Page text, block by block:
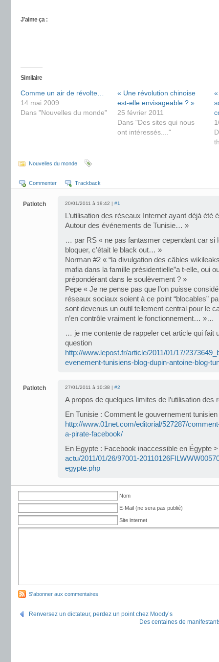
J’aime ça :
Similaire
Comme un air de révolte…
14 mai 2009
Dans "Nouvelles du monde"
« Une révolution chinoise
est-elle envisageable ? »
25 février 2011
Dans "Des sites qui nous
ont intéressés...."
Nouvelles du monde
Commenter Trackback
Patlotch 20/01/2011 à 19:42 | #1
L’utilisation des réseaux Internet ayant déjà
Autour des événements de Tunisie… »
… par RS « ne pas fantasmer cependant car si
bloquer, c’était le black out… »
Norman #2 « “la divulgation des câbles
mafia dans la famille présidentielle”a t-elle, oui
prépondérant dans le soulèvement ? »
Pepe « Je ne pense pas que l’on puisse
réseaux sociaux soient à ce point “blocables”
sont devenus un outil tellement central pour le
n’en contrôle vraiment le fonctionnement… »…
… je me contente de rappeler cet article qui fait
question
http://www.lepost.fr/article/2011/01/17/
evenement-tunisiens-blog-dupin-antoine-blog-
Patlotch 27/01/2011 à 10:38 | #2
A propos de quelques limites de l’utilisation des
En Tunisie : Comment le gouvernement
http://www.01net.com/editorial/527287/
a-pirate-facebook/
En Egypte : Facebook inaccessible en Égypte
actu/2011/01/26/97001-
egypte.php
Nom
E-Mail (ne sera pas publié)
Site internet
S'abonner aux commentaires
Renversez un dictateur, perdez un point chez Moody’s
Des centaines de